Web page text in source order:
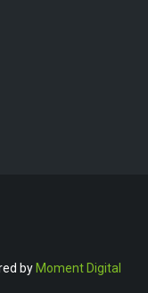
by Moment Digital